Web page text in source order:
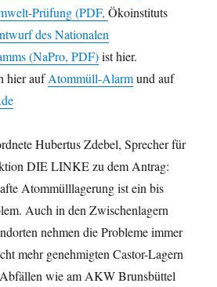
Prüfung (PDF,Ökoinstituts
des Nationalen
(NaPro, PDF)ist hier.
hier aufAtommüll-Alarmund auf
Hubertus Zdebel, Sprecher für
DIE LINKE zu dem Antrag:
Atommülllagerung ist ein bis
Auch in den Zwischenlagern
nehmen die Probleme immer
mehr genehmigten Castor-Lagern
wie am AKW Brunsbüttel